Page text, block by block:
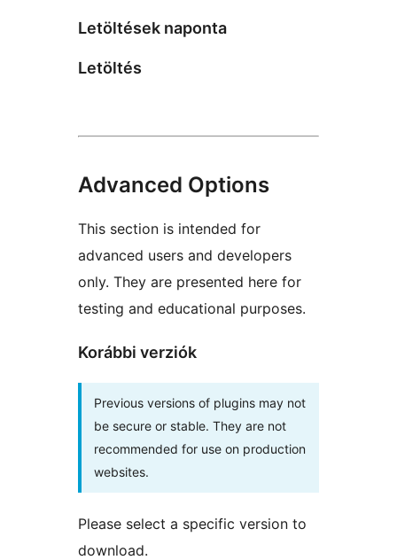
Letöltések naponta
Letöltés
Advanced Options
This section is intended for
advanced users and developers
only. They are presented here for
testing and educational purposes.
Korábbi verziók
Previous versions of plugins may not
be secure or stable. They are not
recommended for use on production
websites.
Please select a specific version to
download.